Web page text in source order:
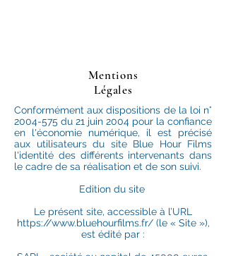
Mentions
Légales
Conformément aux dispositions de la loi n°
2004-575 du 21 juin 2004 pour la confiance
en l'économie numérique, il est précisé
aux utilisateurs du site Blue Hour Films
l'identité des différents intervenants dans
le cadre de sa réalisation et de son suivi.
Edition du site
Le présent site, accessible à l’URL
https://www.bluehourfilms.fr/(le « Site »),
est édité par :